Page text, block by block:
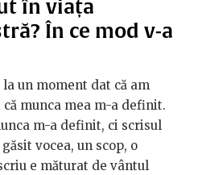
în viața
În ce mod v-a
un moment dat că am
munca mea m-a definit.
m-a definit, ci scrisul
vocea, un scop, o
e măturat de vântul